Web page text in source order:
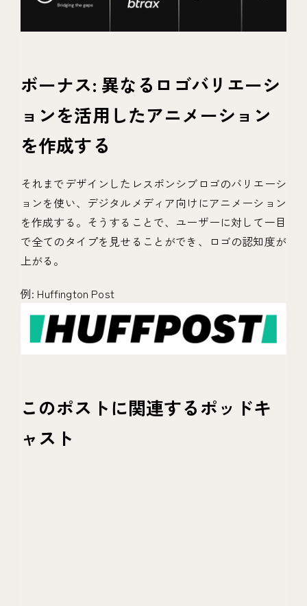
ボーナス: 異なるロゴバリエーシ
ョンを活用したアニメーション
を作成する
それまでデザインしたレスポンシブロゴのバリエーシ
ョンを使い、デジタルメディア向けにアニメーション
を作成する。そうすることで、ユーザーに対して一目
で全てのタイプを見せることができ、ロゴの認知度が
上がる。
例: Huffington Post
このポストに関連するポッドキ
ャスト